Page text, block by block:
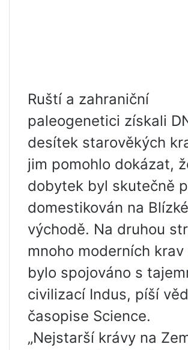
Ruští a zahraniční
paleogenetici získali
desítek starověkých
jim pomohlo dokázat,
dobytek byl skutečně
domestikován na
východě. Na druhou
mnoho moderních krav
bylo spojováno s
civilizací Indus, píší
časopise Science.
„Nejstarší krávy na